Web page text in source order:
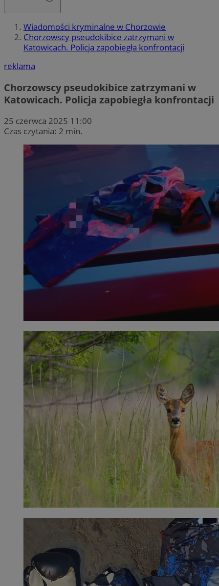
Wiadomości kryminalne w Chorzowie
Chorzowscy pseudokibice zatrzymani w
Katowicach. Policja zapobiegła konfrontacji
reklama
Chorzowscy pseudokibice zatrzymani w
Katowicach. Policja zapobiegła konfrontacji
25 czerwca 2025 11:00
Czas czytania: 2 min.